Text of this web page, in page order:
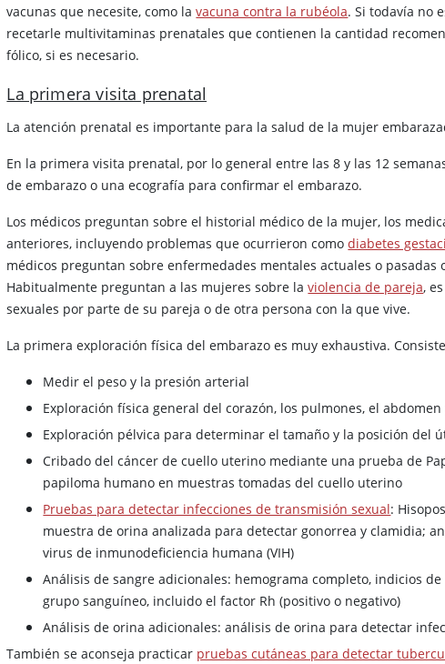
vacunas que necesite, como lavacuna contra la rubéola. Si todavía no
recetarle multivitaminas prenatales que contienen la cantidad
fólico, si es necesario.
La primera visita prenatal
La atención prenatal es importante para la salud de la mujer
En la primera visita prenatal, por lo general entre las 8 y las 12
de embarazo o una ecografía para confirmar el embarazo.
Los médicos preguntan sobre el historial médico de la mujer, los
anteriores, incluyendo problemas que ocurrieron comodiabetes
médicos preguntan sobre enfermedades mentales actuales o
Habitualmente preguntan a las mujeres sobre laviolencia de pareja,
sexuales por parte de su pareja o de otra persona con la que vive.
La primera exploración física del embarazo es muy exhaustiva.
Medir el peso y la presión arterial
Exploración física general del corazón, los pulmones, el
Exploración pélvica para determinar el tamaño y la posición del
Cribado del cáncer de cuello uterino mediante una prueba de
papiloma humano en muestras tomadas del cuello uterino
Pruebas para detectar infecciones de transmisión sexual:
muestra de orina analizada para detectar gonorrea y clamidia;
virus de inmunodeficiencia humana (VIH)
Análisis de sangre adicionales: hemograma completo, indicios
grupo sanguíneo, incluido el factor Rh (positivo o negativo)
Análisis de orina adicionales: análisis de orina para detectar
También se aconseja practicar pruebas cutáneas para detectar